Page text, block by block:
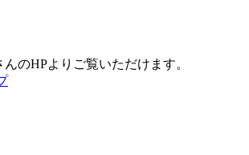
のHPよりご覧いただけます。